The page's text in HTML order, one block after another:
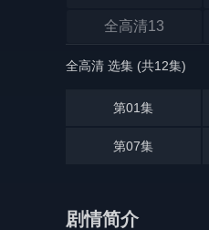
全高清13
全高清 选集 (共12集)
第01集
第07集
剧情简介